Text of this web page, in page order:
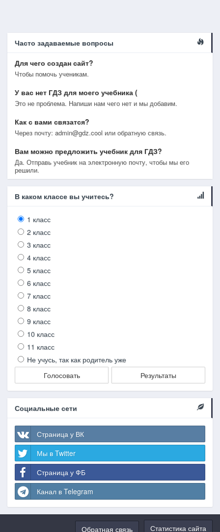
Часто задаваемые вопросы
Для чего создан сайт?
Чтобы помочь ученикам.
У вас нет ГДЗ для моего учебника (
Это не проблема. Напиши нам чего нет и мы добавим.
Как с вами связатся?
Через почту: admin@gdz.cool или обратную связь.
Вам можно предложить учебник для ГДЗ?
Да. Отправь учебник на электронную почту, чтобы мы его
решили.
В каком классе вы учитесь?
1 класс
2 класс
3 класс
4 класс
5 класс
6 класс
7 класс
8 класс
9 класс
10 класс
11 класс
Не учусь, так как родитель уже
Голосовать
Результаты
Социальные сети
Страница у ВК
Мы в Twitter
Страница у ФБ
Канал в Telegram
Статистика сайта
Обратная связь